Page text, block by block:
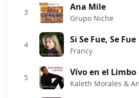
3 Ana Mile
Grupo Niche
4 Si Se Fue, Se Fue
Francy
5 Vívo en el Limbo
Kaleth Morales &